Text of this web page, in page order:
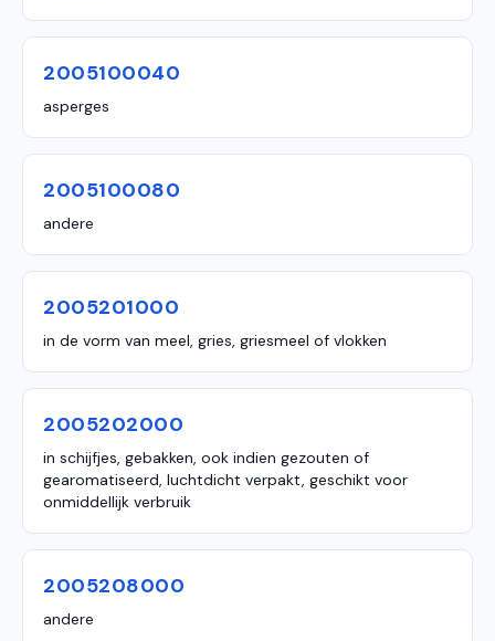
2005100040
asperges
2005100080
andere
2005201000
in de vorm van meel, gries, griesmeel of vlokken
2005202000
in schijfjes, gebakken, ook indien gezouten of
gearomatiseerd, luchtdicht verpakt, geschikt voor
onmiddellijk verbruik
2005208000
andere